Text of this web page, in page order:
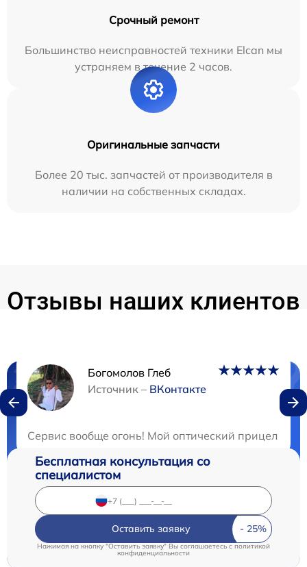
Срочный ремонт
Большинство неисправностей техники Elcan мы
устраняем в течение 2 часов.
Оригинальные запчасти
Более 20 тыс. запчастей от производителя в
наличии на собственных складах.
Отзывы наших клиентов
Богомолов Глеб
Источник – ВКонтакте
Сервис вообще огонь! Мой оптический прицел
Нужна консультация?
Бесплатная консультация со
специалистом
Оставить заявку
Нажимая на кнопку "Оставить заявку" Вы соглашаетесь c политикой
конфиденциальности